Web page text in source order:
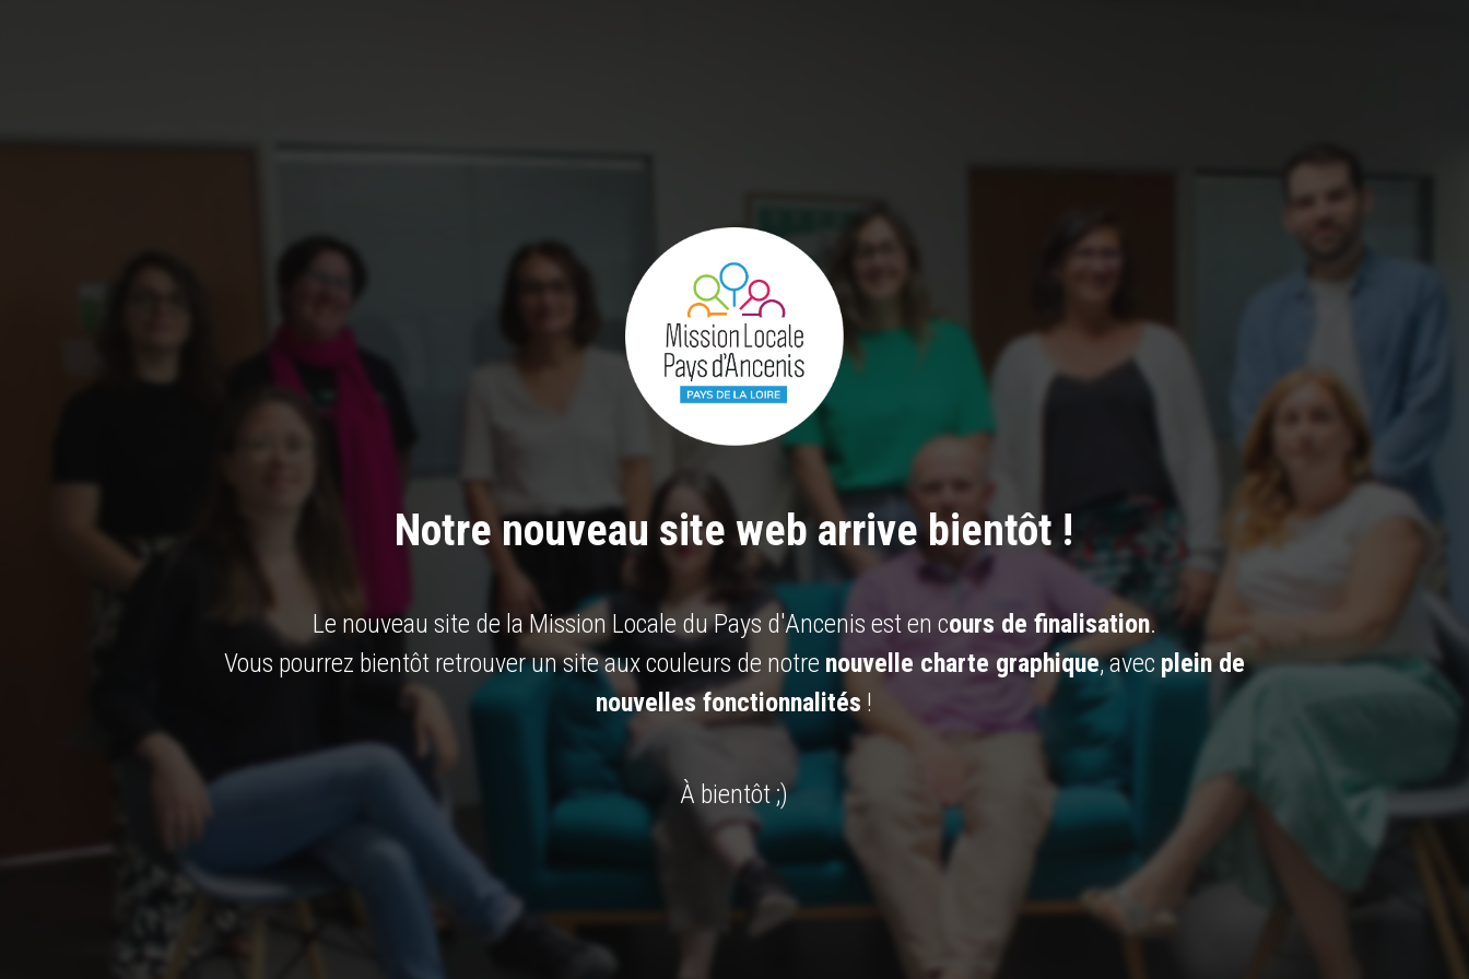
Notre nouveau site web arrive bientôt !
Le nouveau site de la Mission Locale du Pays d'Ancenis est en cours de finalisation.
Vous pourrez bientôt retrouver un site aux couleurs de notre nouvelle charte graphique, avec plein de
nouvelles fonctionnalités !
À bientôt ;)